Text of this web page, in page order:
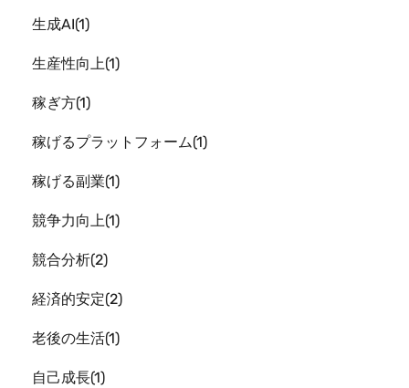
生成AI 1
生産性向上 1
稼ぎ方 1
稼げるプラットフォーム 1
稼げる副業 1
競争力向上 1
競合分析 2
経済的安定 2
老後の生活 1
自己成長 1